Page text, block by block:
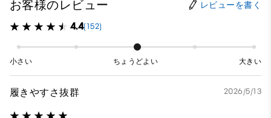
お客様のレビュー レビューを書く
4.4(152)
小さい ちょうどよい 大きい
履きやすさ抜群 2026/5/13